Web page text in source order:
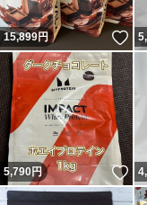
15,899円
5,790円 い